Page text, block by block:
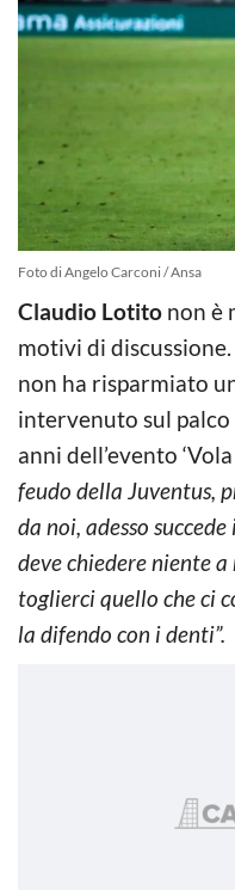
Foto di Angelo Carconi / Ansa
Claudio Lotito non è
motivi di
non ha risparmiato
intervenuto sul palco
anni dell’evento ‘Vola
feudo della Juventus,
da noi, adesso
deve chiedere niente a
toglierci quello che ci
la difendo con i denti”.